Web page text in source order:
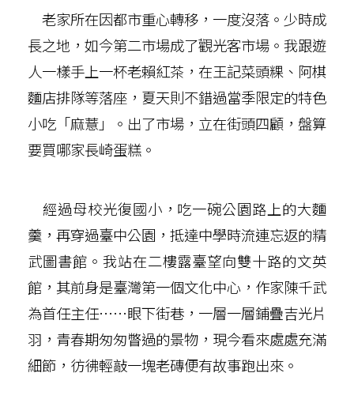
老家所在因都市重心轉移，一度沒落。少時成
長之地，如今第二市場成了觀光客市場。我跟遊
人一樣手上一杯老賴紅茶，在王記菜頭粿、阿棋
麵店排隊等落座，夏天則不錯過當季限定的特色
小吃「麻薏」。出了市場，立在街頭四顧，盤算
要買哪家長崎蛋糕。
經過母校光復國小，吃一碗公園路上的大麵
羹，再穿過臺中公園，抵達中學時流連忘返的精
武圖書館。我站在二樓露臺望向雙十路的文英
館，其前身是臺灣第一個文化中心，作家陳千武
為首任主任……眼下街巷，一層一層鋪疊吉光片
羽，青春期匆匆瞥過的景物，現今看來處處充滿
細節，彷彿輕敲一塊老磚便有故事跑出來。